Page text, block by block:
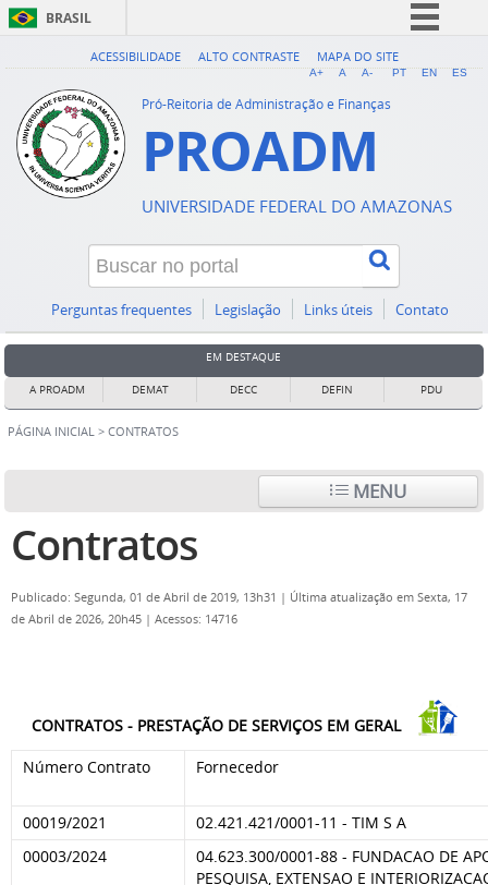
BRASIL
Simplifique!
Acesso à informação
ACESSIBILIDADE ALTO CONTRASTE MAPA DO SITE
A+ A A- PT EN ES
Pró-Reitoria de Administração e Finanças
PROADM
UNIVERSIDADE FEDERAL DO AMAZONAS
Perguntas frequentes Legislação Links úteis Contato
EM DESTAQUE
A PROADM DEMAT DECC DEFIN PDU
PÁGINA INICIAL > CONTRATOS
MENU
Contratos
Publicado: Segunda, 01 de Abril de 2019, 13h31 | Última atualização em Sexta, 17
de Abril de 2026, 20h45 | Acessos: 14716
CONTRATOS - PRESTAÇÃO DE SERVIÇOS EM GERAL
Número Contrato
Fornecedor
00019/2021
02.421.421/0001-11 - TIM S A
00003/2024
04.623.300/0001-88 - FUNDACAO DE
PESQUISA, EXTENSAO E